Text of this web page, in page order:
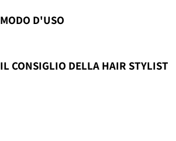
MODO D'USO
IL CONSIGLIO DELLA HAIR STYLIST